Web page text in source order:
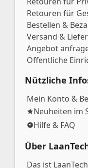
Retouren für
Bestellen &
Versand &
Angebot
Öffentliche
Nützliche
Mein Konto &
Neuheiten im
Hilfe & FAQ
Über
Das ist